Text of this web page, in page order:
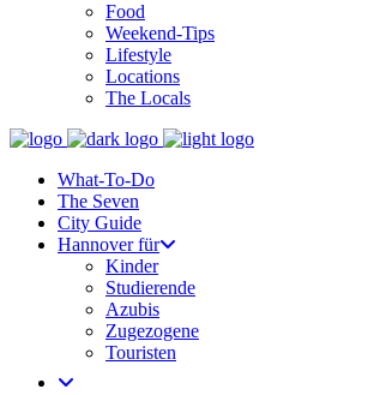
Food
Weekend-Tips
Lifestyle
Locations
The Locals
What-To-Do
The Seven
City Guide
Hannover für
Kinder
Studierende
Azubis
Zugezogene
Touristen